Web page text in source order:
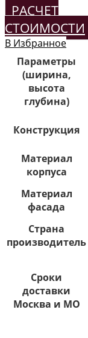
РАСЧЕТ
СТОИМОСТИ
В Избранное
Параметры
(ширина,
высота
глубина)
Конструкция
Материал
корпуса
Материал
фасада
Страна
производитель
Сроки
доставки
Москва и МО